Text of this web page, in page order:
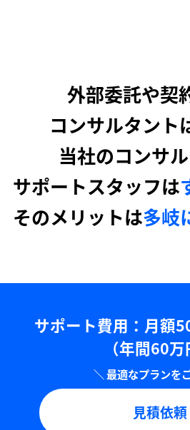
外部委託や契
コンサルタント
当社のコンサル
サポートスタッフは
そのメリットは多岐
サポート費用：⽉額
（年間60万
見積依頼